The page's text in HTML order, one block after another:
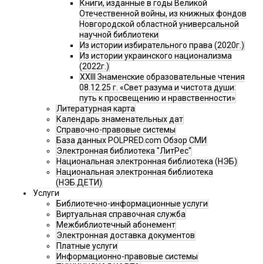
Книги, изданные в годы Великой
Отечественной войны, из книжных фондов
Новгородской областной универсальной
научной библиотеки
Из истории избирательного права (2020г.)
Из истории украинского национализма
(2022г.)
XXIII Знаменские образовательные чтения
08.12.25 г. «Свет разума и чистота души:
путь к просвещению и нравственности»
Литературная карта
Календарь знаменательных дат
Справочно-правовые системы
База данных POLPRED.com Обзор СМИ
Электронная библиотека "ЛитРес"
Национальная электронная библиотека (НЭБ)
Национальная электронная библиотека
(НЭБ.ДЕТИ)
Услуги
Библиотечно-информационные услуги
Виртуальная справочная служба
Межбиблиотечный абонемент
Электронная доставка документов
Платные услуги
Информационно-правовые системы